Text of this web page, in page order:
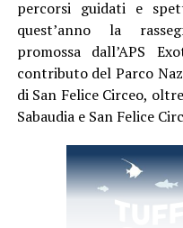
artistiche per tutti i
Conversi andrà in
“Le Donne del Fuoco”
intensa ispirata
mentre la Grande
esibizioni di danza
compagnia Una Lamp.
Una delle grandi novità
straordinaria del
percorsi guidati e
quest’anno la
promossa dall’APS
contributo del Parco
di San Felice Circeo,
Sabaudia e San Felice